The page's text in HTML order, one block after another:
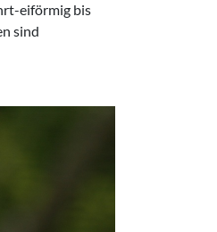
eiförmig bis
sind